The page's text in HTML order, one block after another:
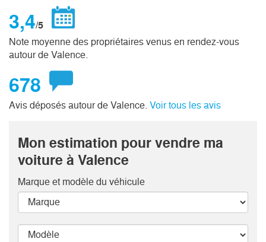
3,4/5
Note moyenne des propriétaires venus en rendez-vous
autour de Valence.
678
Avis déposés autour de Valence. Voir tous les avis
Mon estimation pour vendre ma
voiture à Valence
Marque et modèle du véhicule